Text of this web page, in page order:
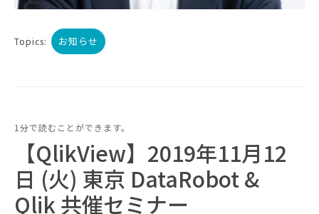
Topics: お知らせ
1分で読むことができます。
【QlikView】2019年11月12
日 (火) 東京 DataRobot &
Qlik 共催セミナー